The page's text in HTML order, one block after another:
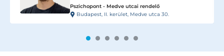
Pszichopont - Medve utcai rendelő
Budapest, II. kerület, Medve utca 30.